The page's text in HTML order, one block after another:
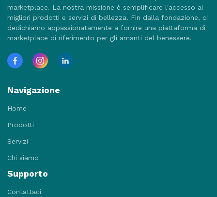
marketplace. La nostra missione è semplificare l'accesso ai
migliori prodotti e servizi di bellezza. Fin dalla fondazione, ci
dedichiamo appassionatamente a fornire una piattaforma di
marketplace di riferimento per gli amanti del benessere.
Navigazione
Home
Prodotti
Servizi
Chi siamo
Supporto
Contattaci